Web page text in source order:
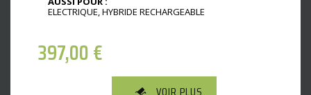
ELECTRIQUE, HYBRIDE RECHARGEABLE
397,00€